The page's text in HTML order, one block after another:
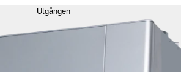
Utgången